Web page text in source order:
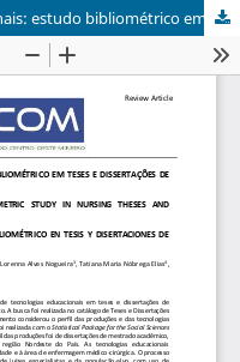
Validação de tecnologias educacionais: estudo bibliométrico em teses e dissertações de enfermagem